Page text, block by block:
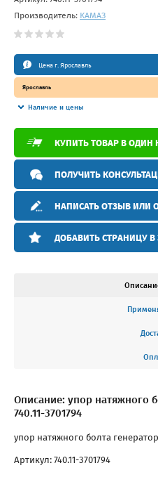
Производитель: КАМАЗ
Цена г. Ярославль
Ярославль
Наличие и цены
КУПИТЬ ТОВАР В ОДИН
ПОЛУЧИТЬ
НАПИСАТЬ ОТЗЫВ ИЛИ
ДОБАВИТЬ СТРАНИЦУ В
Описание: упор натяжного
740.11-3701794
упор натяжного болта
Артикул: 740.11-3701794